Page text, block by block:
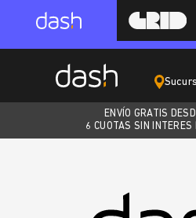
ENVÍO GRATIS
6 CUOTAS SIN